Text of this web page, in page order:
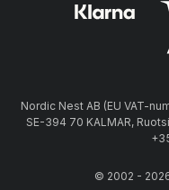
Nordic Nest AB (EU VAT-
SE-394 70 KALMAR,
© 2002 -